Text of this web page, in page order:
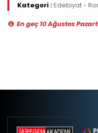
Kategori :Edebiyat -
En geç 10 Ağustos